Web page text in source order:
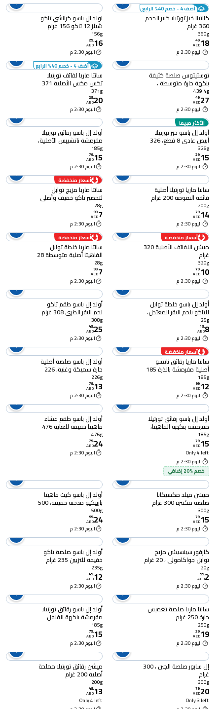
أضف 4 - خصم 40% الرابع
كانتينا خبز تورتيلا كبير الحجم
360 غرام
360g
18
.
49
AED
اليوم 2:30 م
اولد ال باسو كرانشي تاكو
شيلز 12 تاكو 156 غرام
156g
16
.
29
AED
اليوم 2:30 م
توستيتوس صلصة كثيفة
بنكهة حارة متوسطة ،
439.4 غرام
439.4g
27
.
49
AED
اليوم 2:30 م
أضف 4 - خصم 40% الرابع
سانتا ماريا لفائف تورتيلا
تكس مكس الأصلية 371
غرام
371g
20
.
29
AED
اليوم 2:30 م
الأكثر مبيعا
أولد إل باسو خبز تورتيلا
أبيض عادي 8 قطع، 326
غرام
326g
15
.
29
AED
اليوم 2:30 م
أولد إل باسو رقائق تورتيلا
مقرمشة ناتشيبس الأصلية،
185 غرام
185g
15
.
79
AED
اليوم 2:30 م
سانتا ماريا تورتيلا أصلية
فائقة النعومة 200 غرام
200g
14
.
79
AED
اليوم 2:30 م
أسعار منخفضة
سانتا ماريا مزيج توابل
لتحضير تاكو خفيف وأصلي
28 غرام
28g
7
.
99
AED
اليوم 2:30 م
أسعار منخفضة
ميشن اللفائف الأصلية 320
غرام
320g
10
.
79
AED
اليوم 2:30 م
أسعار منخفضة
سانتا ماريا خلطة توابل
الفاهيتا أصلية متوسطة 28
غرام
28g
7
.
99
AED
اليوم 2:30 م
أولد إل باسو خلطة توابل
للتاكو بلحم البقر المعتدل،
25 غرام
25g
8
.
19
AED
اليوم 2:30 م
أولد إل باسو طقم تاكو
لحم البقر الطري 308 غرام
308g
25
.
49
AED
اليوم 2:30 م
أسعار منخفضة
سانتا ماريا رقائق ناتشو
أصلية مقرمشة بالذرة 185
غرام
185g
12
.
99
AED
اليوم 2:30 م
أولد إل باسو صلصة أصلية
حارة سميكة وغنية، 226
غرام
226g
13
.
79
AED
اليوم 2:30 م
أولد إل باسو رقائق تورتيلا
مقرمشة بنكهة الفاهيتا،
185 غرام
185g
15
.
79
AED
Only 4 left
اليوم 2:30 م
خصم %20 إضافي
أولد إل باسو طقم عشاء
فاهيتا خفيفة للغاية 476
غرام
476g
24
.
79
AED
اليوم 2:30 م
ميشن ميلد مكسيكانا
صلصة مكتنزة 300 غرام
300g
15
.
79
AED
اليوم 2:30 م
أولد إل باسو كيت فاهيتا
باربيكيو مدخنة خفيفة، 500
غرام
500g
24
.
99
AED
اليوم 2:30 م
كارفور سينسيشن مزيج
توابل جواكامولي ، 20 غرام
20g
2
.
99
AED
اليوم 2:30 م
أولد إل باسو صلصة تاكو
خفيفة للتزيين 235 غرام
235g
12
.
49
AED
اليوم 2:30 م
سانتا ماريا صلصة تغميس
حارة 250 غرام
250g
19
.
29
AED
اليوم 2:30 م
أولد إل باسو رقائق تورتيلا
مقرمشة بنكهة الفلفل
الحار، 185 غرام
185g
15
.
79
AED
اليوم 2:30 م
إل سابور صلصة الجبن ، 300
غرام
300g
20
.
79
AED
Only 3 left
ميشن رقائق تورتيلا مملحة
أصلية 200 غرام
200g
13
.
49
AED
Only 4 left